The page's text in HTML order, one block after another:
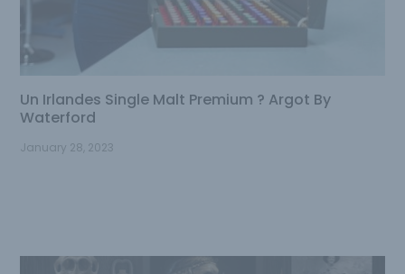
Un Irlandes Single Malt Premium ? Argot By
Waterford
January 28, 2023